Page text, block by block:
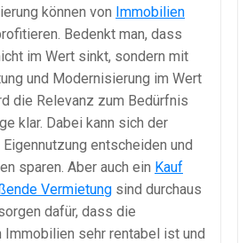
können von Immobilien
Bedenkt man, dass
im Wert sinkt, sondern mit
und Modernisierung im Wert
die Relevanz zum Bedürfnis
klar. Dabei kann sich der
entscheiden und
sparen. Aber auch ein Kauf
Vermietung sind durchaus
dafür, dass die
Immobilien sehr rentabel ist und